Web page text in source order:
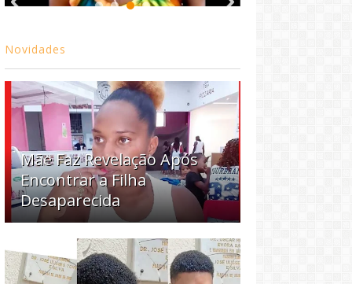
Novidades
Mãe Faz Revelação Após
Encontrar a Filha
Desaparecida